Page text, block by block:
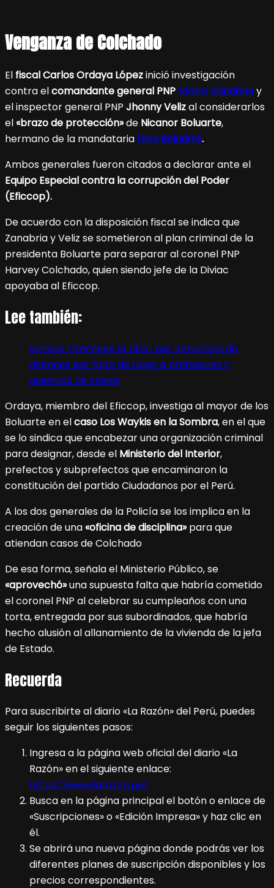
Venganza de Colchado
El fiscal Carlos Ordaya Lópezinició investigación
contra elcomandante general PNPVíctor Zanabriay
el inspector general PNP Jhonny Velizal considerarlos
el«brazo de protección»de Nicanor Boluarte,
hermano de la mandataria Dina Boluarte.
Ambos generales fueron citados a declarar ante el
Equipo Especial contra la corrupción del Poder
(Eficcop).
De acuerdo con la disposición fiscal se indica que
Zanabria y Veliz se sometieron al plan criminal de la
presidenta Boluarte para separar al coronel PNP
Harvey Colchado, quien siendo jefe de la Diviac
apoyaba al Eficcop.
Lee también:
Sunedu interviene la UPAL por denuncias de
alumnos por falta de pago a profesores y
ausencia de clases
Ordaya, miembro del Eficcop, investiga al mayor de los
Boluarte en elcaso Los Waykis en la Sombra, en el que
se lo sindica que encabezar una organización criminal
para designar, desde el Ministerio del Interior,
prefectos y subprefectos que encaminaron la
constitución del partido Ciudadanos por el Perú.
A los dos generales de la Policía se los implica en la
creación de una«oficina de disciplina»para que
atiendan casos de Colchado
De esa forma, señala el Ministerio Público, se
«aprovechó»una supuesta falta que habría cometido
el coronel PNP al celebrar su cumpleaños con una
torta, entregada por sus subordinados, que habría
hecho alusión al allanamiento de la vivienda de la jefa
de Estado.
Recuerda
Para suscribirte al diario «La Razón» del Perú, puedes
seguir los siguientes pasos:
Ingresa a la página web oficial del diario «La
Razón» en el siguiente enlace:
https://www.larazon.pe/
Busca en la página principal el botón o enlace de
«Suscripciones» o «Edición Impresa» y haz clic en
él.
Se abrirá una nueva página donde podrás ver los
diferentes planes de suscripción disponibles y los
precios correspondientes.